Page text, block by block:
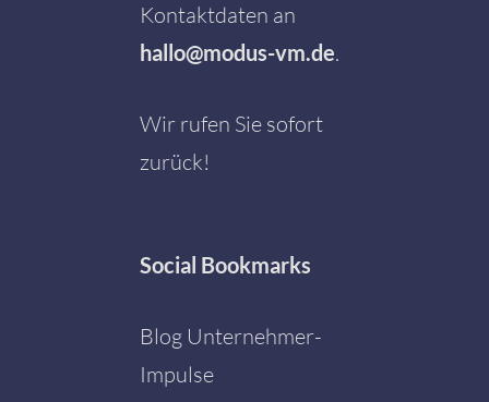
Kontaktdaten an
hallo@modus-vm.de.
Wir rufen Sie sofort
zurück!
Social Bookmarks
Blog Unternehmer-
Impulse